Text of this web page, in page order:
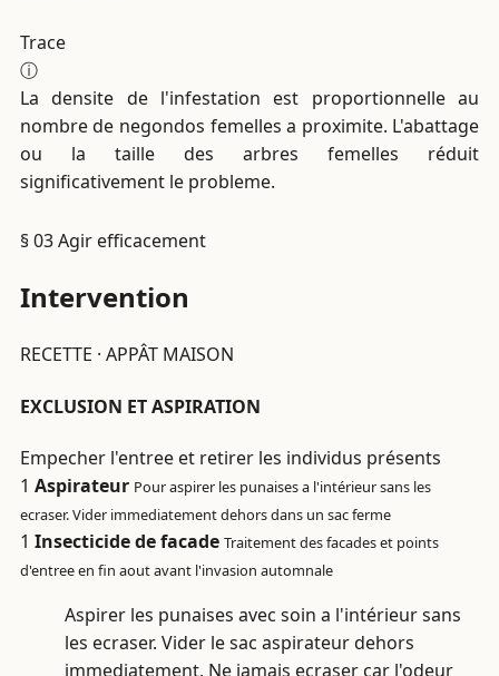
Trace
ⓘ
La densite de l'infestation est proportionnelle au
nombre de negondos femelles a proximite. L'abattage
ou la taille des arbres femelles réduit
significativement le probleme.
§ 03Agir efficacement
Intervention
RECETTE · APPÂT MAISON
EXCLUSION ET ASPIRATION
Empecher l'entree et retirer les individus présents
1 Aspirateur Pour aspirer les punaises a l'intérieur sans les
ecraser. Vider immediatement dehors dans un sac ferme
1 Insecticide de facade Traitement des facades et points
d'entree en fin aout avant l'invasion automnale
Aspirer les punaises avec soin a l'intérieur sans
les ecraser. Vider le sac aspirateur dehors
immediatement. Ne jamais ecraser car l'odeur